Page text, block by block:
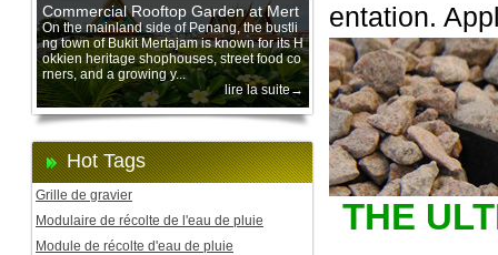
Commercial Rooftop Garden at Mert
ajam Urban Mall, Penang Mainland
On the mainland side of Penang, the bustli
ng town of Bukit Mertajam is known for its H
okkien heritage shophouses, street food co
rners, and a growing y...
lire la suite→
Hot Tags
Grille de gravier
Modulaire de récolte de l'eau de pluie
Module de récolte d'eau de pluie
entation.
THE